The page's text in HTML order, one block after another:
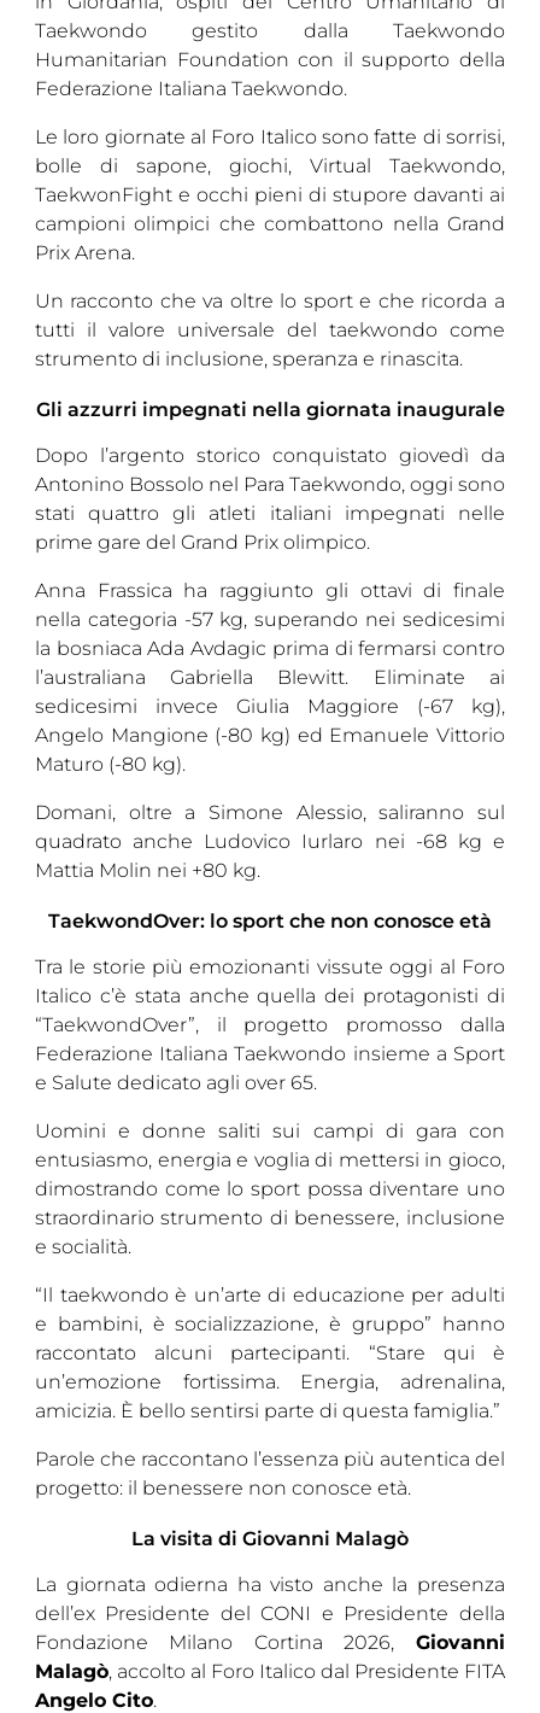
Taekwondo gestito dalla Taekwondo
Humanitarian Foundation con il supporto della
Federazione Italiana Taekwondo.
Le loro giornate al Foro Italico sono fatte di sorrisi,
bolle di sapone, giochi, Virtual Taekwondo,
TaekwonFight e occhi pieni di stupore davanti ai
campioni olimpici che combattono nella Grand
Prix Arena.
Un racconto che va oltre lo sport e che ricorda a
tutti il valore universale del taekwondo come
strumento di inclusione, speranza e rinascita.
Gli azzurri impegnati nella giornata inaugurale
Dopo l’argento storico conquistato giovedì da
Antonino Bossolo nel Para Taekwondo, oggi sono
stati quattro gli atleti italiani impegnati nelle
prime gare del Grand Prix olimpico.
Anna Frassica ha raggiunto gli ottavi di finale
nella categoria -57 kg, superando nei sedicesimi
la bosniaca Ada Avdagic prima di fermarsi contro
l’australiana Gabriella Blewitt. Eliminate ai
sedicesimi invece Giulia Maggiore (-67 kg),
Angelo Mangione (-80 kg) ed Emanuele Vittorio
Maturo (-80 kg).
Domani, oltre a Simone Alessio, saliranno sul
quadrato anche Ludovico Iurlaro nei -68 kg e
Mattia Molin nei +80 kg.
TaekwondOver: lo sport che non conosce età
Tra le storie più emozionanti vissute oggi al Foro
Italico c’è stata anche quella dei protagonisti di
“TaekwondOver”, il progetto promosso dalla
Federazione Italiana Taekwondo insieme a Sport
e Salute dedicato agli over 65.
Uomini e donne saliti sui campi di gara con
entusiasmo, energia e voglia di mettersi in gioco,
dimostrando come lo sport possa diventare uno
straordinario strumento di benessere, inclusione
e socialità.
“Il taekwondo è un’arte di educazione per adulti
e bambini, è socializzazione, è gruppo” hanno
raccontato alcuni partecipanti. “Stare qui è
un’emozione fortissima. Energia, adrenalina,
amicizia. È bello sentirsi parte di questa famiglia.”
Parole che raccontano l’essenza più autentica del
progetto: il benessere non conosce età.
La visita di Giovanni Malagò
La giornata odierna ha visto anche la presenza
dell’ex Presidente del CONI e Presidente della
Fondazione Milano Cortina 2026, Giovanni
Malagò, accolto al Foro Italico dal Presidente FITA
Angelo Cito.